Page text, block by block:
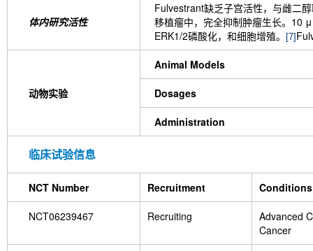
体内研究活性
Fulvestrant缺乏子宫活性，与雌二
移植瘤中，完全抑制肿瘤生长。10
ERK1/2磷酸化，和细胞增殖。
[7]
动物实验
Animal Models
Dosages
Administration
临床试验信息
NCT Number Recruitment Conditions
NCT06239467 Recruiting
Advanced
Cancer